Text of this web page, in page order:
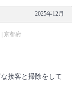
2025年12月
京都府
接客と掃除をして